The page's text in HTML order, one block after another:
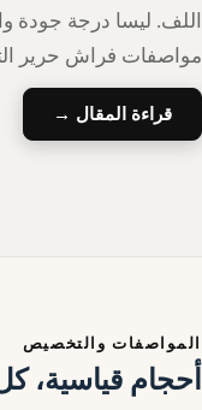
ليسا درجة جودة
فراش حرير
قراءة المقال →
والتخصيص